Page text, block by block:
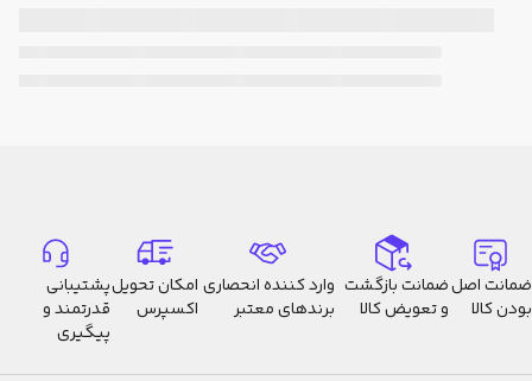
ضمانت اصل
بودن کالا
ضمانت بازگشت
و تعویض کالا
وارد کننده انحصاری
برندهای معتبر
امکان تحویل
اکسپرس
پشتیبانی
قدرتمند و
پیگیری